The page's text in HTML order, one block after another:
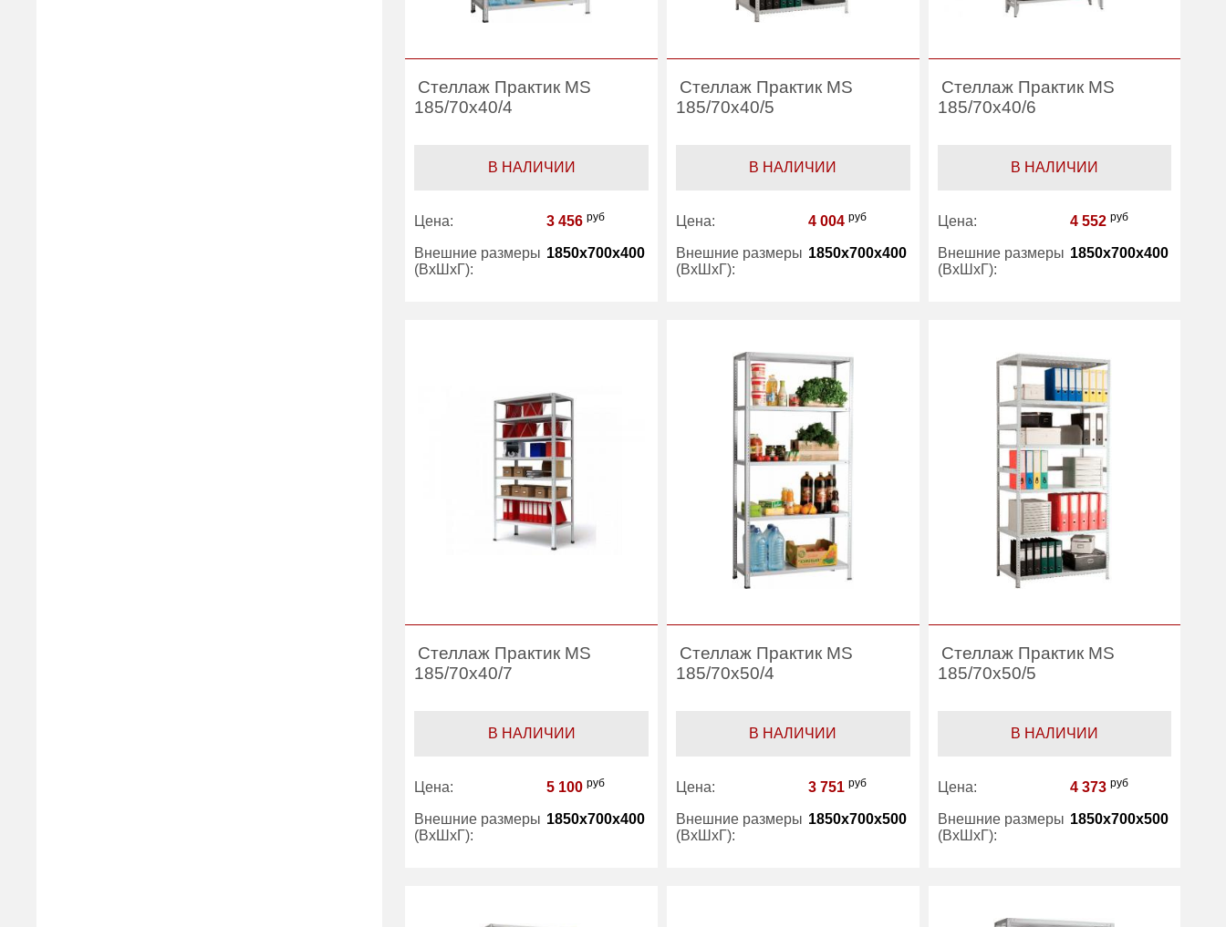
Стеллаж Практик MS
185/70x40/4
В НАЛИЧИИ
Цена: 3 456 руб
Внешние размеры
(ВхШхГ):
1850x700x400
офисные
Стеллаж Практик MS
185/70x40/5
В НАЛИЧИИ
Цена: 4 004 руб
Внешние размеры
(ВхШхГ):
1850x700x400
Производитель: Практик
Категория:
Стеллажи
офисные
Стеллаж Практик MS
185/70x40/6
В НАЛИЧИИ
Цена: 4 552 руб
Внешние размеры
(ВхШхГ):
1850x700x400
Производитель: Практик
Стеллажи
офисные
Стеллаж Практик MS
185/70x40/7
В НАЛИЧИИ
Цена: 5 100 руб
Внешние размеры
(ВхШхГ):
1850x700x400
Производитель:
Стеллаж Практик MS
185/70x50/4
В НАЛИЧИИ
Цена: 3 751 руб
Внешние размеры
(ВхШхГ):
1850x700x500
Стеллаж Практик MS
185/70x50/5
В НАЛИЧИИ
Цена: 4 373 руб
Внешние размеры
(ВхШхГ):
1850x700x500
Производитель: Практик